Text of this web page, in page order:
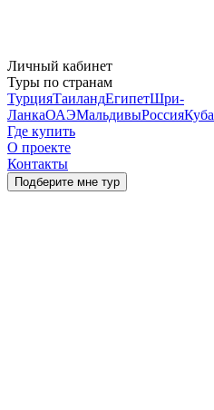
Личный кабинет
Туры по странам
ТурцияТаиландЕгипетШри-
ЛанкаОАЭМальдивыРоссияКуба
Где купить
О проекте
Контакты
Подберите мне тур